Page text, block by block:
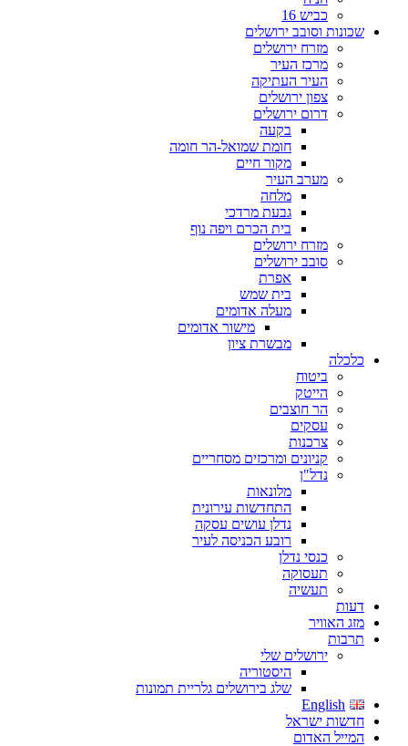
כביש 16
שכונות וסובב ירושלים
מזרח ירושלים
מרכז העיר
העיר העתיקה
צפון ירושלים
דרום ירושלים
בקעה
חומת שמואל-הר חומה
מקור חיים
מערב העיר
מלחה
גבעת מרדכי
בית הכרם ויפה נוף
מזרח ירושלים
סובב ירושלים
אפרת
בית שמש
מעלה אדומים
מישור אדומים
מבשרת ציון
כלכלה
ביטוח
הייטק
הר חוצבים
עסקים
צרכנות
קניונים ומרכזים מסחריים
נדל"ן
מלונאות
התחדשות עירונית
נדלן עושים עסקה
רובע הכניסה לעיר
כנסי נדלן
תעסוקה
תעשיה
דעות
מזג האוויר
תרבות
ירושלים שלי
היסטוריה
שלג בירושלים גלריית תמונות
English
חדשות ישראל
המייל האדום